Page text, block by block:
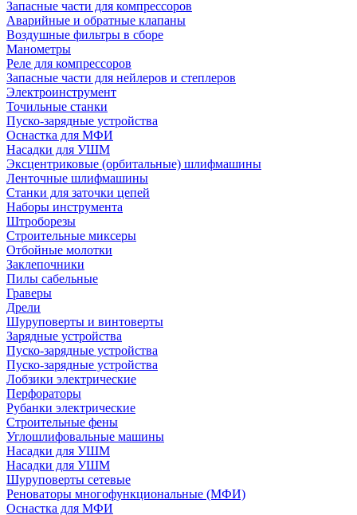
Запасные части для компрессоров
Аварийные и обратные клапаны
Воздушные фильтры в сборе
Манометры
Реле для компрессоров
Запасные части для нейлеров и степлеров
Электроинструмент
Точильные станки
Пуско-зарядные устройства
Оснастка для МФИ
Насадки для УШМ
Эксцентриковые (орбитальные) шлифмашины
Ленточные шлифмашины
Станки для заточки цепей
Наборы инструмента
Штроборезы
Строительные миксеры
Отбойные молотки
Заклепочники
Пилы сабельные
Граверы
Дрели
Шуруповерты и винтоверты
Зарядные устройства
Пуско-зарядные устройства
Пуско-зарядные устройства
Лобзики электрические
Перфораторы
Рубанки электрические
Строительные фены
Углошлифовальные машины
Насадки для УШМ
Насадки для УШМ
Шуруповерты сетевые
Реноваторы многофункциональные (МФИ)
Оснастка для МФИ